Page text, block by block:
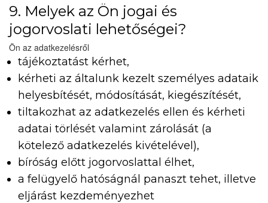
9. Melyek az Ön jogai és
jogorvoslati lehetőségei?
Ön az adatkezelésről
tájékoztatást kérhet,
kérheti az általunk kezelt személyes adataik
helyesbítését, módosítását, kiegészítését,
tiltakozhat az adatkezelés ellen és kérheti
adatai törlését valamint zárolását (a
kötelező adatkezelés kivételével),
bíróság előtt jogorvoslattal élhet,
a felügyelő hatóságnál panaszt tehet, illetve
eljárást kezdeményezhet